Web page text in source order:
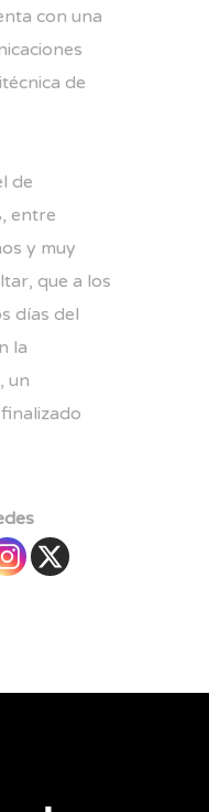
con una
de
de
entre
y muy
que a los
días del
la
un